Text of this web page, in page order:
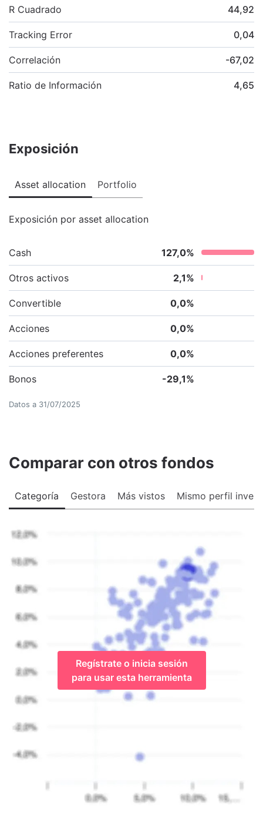
R Cuadrado 44,92
Tracking Error 0,04
Correlación -67,02
Ratio de Información 4,65
Exposición
Asset allocation Portfolio
Exposición por asset allocation
Cash 127,0%
Otros activos 2,1%
Convertible 0,0%
Acciones 0,0%
Acciones preferentes 0,0%
Bonos -29,1%
Datos a 31/07/2025
Comparar con otros fondos
Categoría Gestora Más vistos Mismo perfil
Regístrate o inicia sesión
para usar esta herramienta